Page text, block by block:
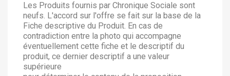
Les Produits fournis par Chronique Sociale sont
neufs. L'accord sur l'offre se fait sur la base de la
Fiche descriptive du Produit. En cas de
contradiction entre la photo qui accompagne
éventuellement cette fiche et le descriptif du
produit, ce dernier descriptif a une valeur
supérieure